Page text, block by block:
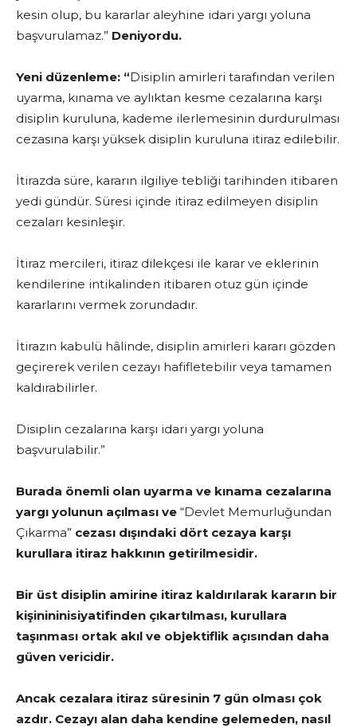
kesin olup, bu kararlar aleyhine idari yargı yoluna
başvurulamaz.” Deniyordu.
Yeni düzenleme: “Disiplin amirleri tarafından verilen
uyarma, kınama ve aylıktan kesme cezalarına karşı
disiplin kuruluna, kademe ilerlemesinin durdurulması
cezasına karşı yüksek disiplin kuruluna itiraz edilebilir.
İtirazda süre, kararın ilgiliye tebliği tarihinden itibaren
yedi gündür. Süresi içinde itiraz edilmeyen disiplin
cezaları kesinleşir.
İtiraz mercileri, itiraz dilekçesi ile karar ve eklerinin
kendilerine intikalinden itibaren otuz gün içinde
kararlarını vermek zorundadır.
İtirazın kabulü hâlinde, disiplin amirleri kararı gözden
geçirerek verilen cezayı hafifletebilir veya tamamen
kaldırabilirler.
Disiplin cezalarına karşı idari yargı yoluna
başvurulabilir.”
Burada önemli olan uyarma ve kınama cezalarına
yargı yolunun açılması ve “Devlet Memurluğundan
Çıkarma” cezası dışındaki dört cezaya karşı
kurullara itiraz hakkının getirilmesidir.
Bir üst disiplin amirine itiraz kaldırılarak kararın bir
kişinininisiyatifinden çıkartılması, kurullara
taşınması ortak akıl ve objektiflik açısından daha
güven vericidir.
Ancak cezalara itiraz süresinin 7 gün olması çok
azdır. Cezayı alan daha kendine gelemeden, nasıl